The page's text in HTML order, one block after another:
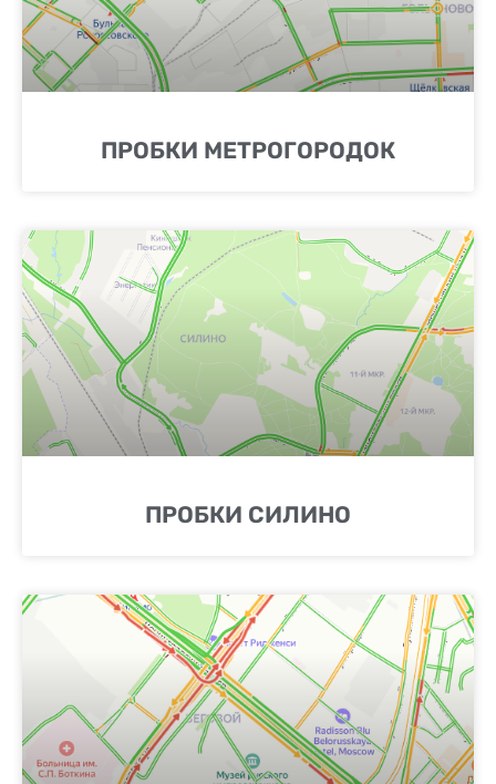
ПРОБКИ МЕТРОГОРОДОК
ПРОБКИ СИЛИНО